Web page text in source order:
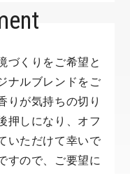
づくりをご希望と
ナルブレンドをご
りが気持ちの切り
押しになり、オフ
いただけて幸いで
すので、ご要望に